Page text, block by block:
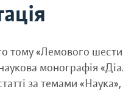
тому «Лемового
монографія
за темами «Наука»,